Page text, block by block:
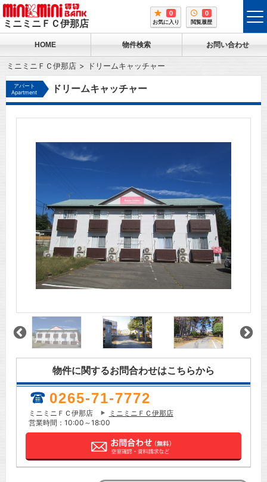
ミニミニＦＣ伊那店
0
お気に入り
0
閲覧履歴
HOME 物件検索 お問い合わせ
ミニミニＦＣ伊那店 ドリームキャッチャー
アパート
Apartment
ドリームキャッチャー
物件に関するお問合わせはこちらから
0265-71-7772
ミニミニＦＣ伊那店
ミニミニＦＣ伊那店
営業時間：10:00～18:00